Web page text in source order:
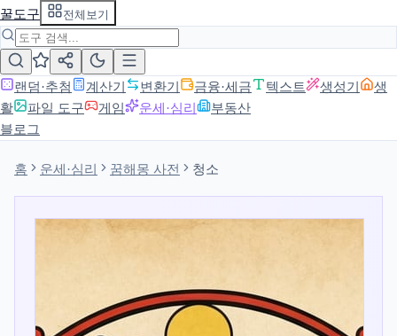
꿀도구 전체보기
랜덤·추첨 계산기 변환기 금융·세금 텍스트 생성기
생
활
파일 도구 게임 운세·심리
부동산
블로그
홈 운세·심리 꿈해몽 사전 청소